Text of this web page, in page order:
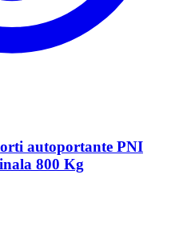
autoportante PNI
800 Kg